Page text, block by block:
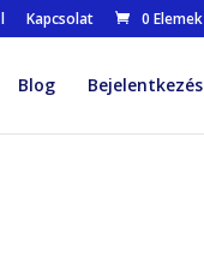
Kapcsolat 0 Elemek
Blog Bejelentkezés